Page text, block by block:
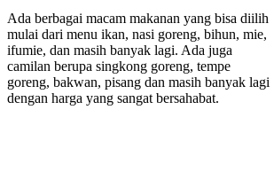
Ada berbagai macam makanan yang bisa diilih
mulai dari menu ikan, nasi goreng, bihun, mie,
ifumie, dan masih banyak lagi. Ada juga
camilan berupa singkong goreng, tempe
goreng, bakwan, pisang dan masih banyak lagi
dengan harga yang sangat bersahabat.